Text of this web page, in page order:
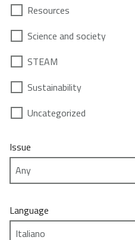
Resources
Science and society
STEAM
Sustainability
Uncategorized
Issue
Language